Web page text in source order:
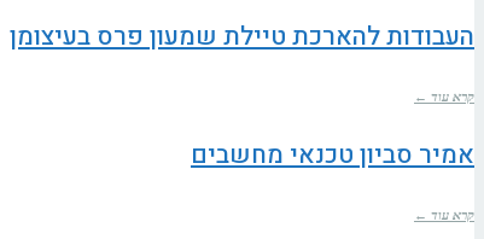
העבודות להארכת טיילת שמעון פרס בעיצומן
קרא עוד ←
אמיר סביון טכנאי מחשבים
קרא עוד ←